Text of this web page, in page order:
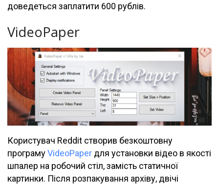
доведеться заплатити 600 рублів.
VideoPaper
Користувач Reddit створив безкоштовну
програмуVideoPaper для установки відео в якості
шпалер на робочий стіл, замість статичної
картинки. Після розпакування архіву, двічі